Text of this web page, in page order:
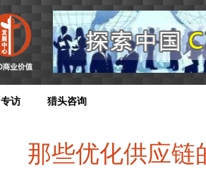
专访 猎头咨询
那些优化供应链